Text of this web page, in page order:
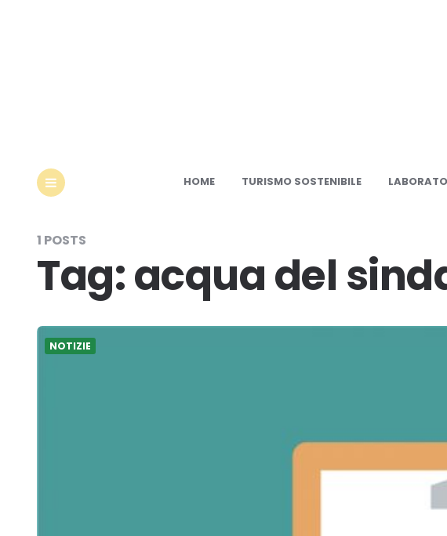
HOME TURISMO SOSTENIBILE
1 POSTS
Tag:acqua del
NOTIZIE